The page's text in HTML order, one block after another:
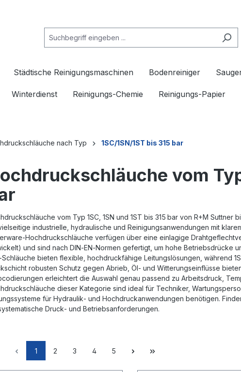
Städtische Reinigungsmaschinen Bodenreiniger
Winterdienst Reinigungs-Chemie Reinigungs-Papier
nach Typ 1SC/1SN/1ST bis 315 bar
vom
vom Typ 1SC, 1SN und 1ST bis 315 bar von R+M
industrielle, hydraulische und Reinigungsanwendungen mit
verfügen über eine einlagige
und sind nach DIN‑EN‑Normen gefertigt, um hohe Betriebsdrücke
bieten flexible, hochdruckfähige Leitungslösungen, während
robusten Schutz gegen Abrieb, Öl‑ und Witterungseinflüsse
erleichtert die Auswahl genau passend zu Arbeitsdruck,
dieser Kategorie sind ideal für Techniker,
für Hydraulik‑ und Hochdruckanwendungen benötigen.
Druck‑ und Betriebsanforderungen.
1 2 3 4 5